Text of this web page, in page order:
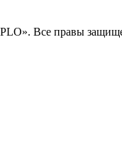
Все правы